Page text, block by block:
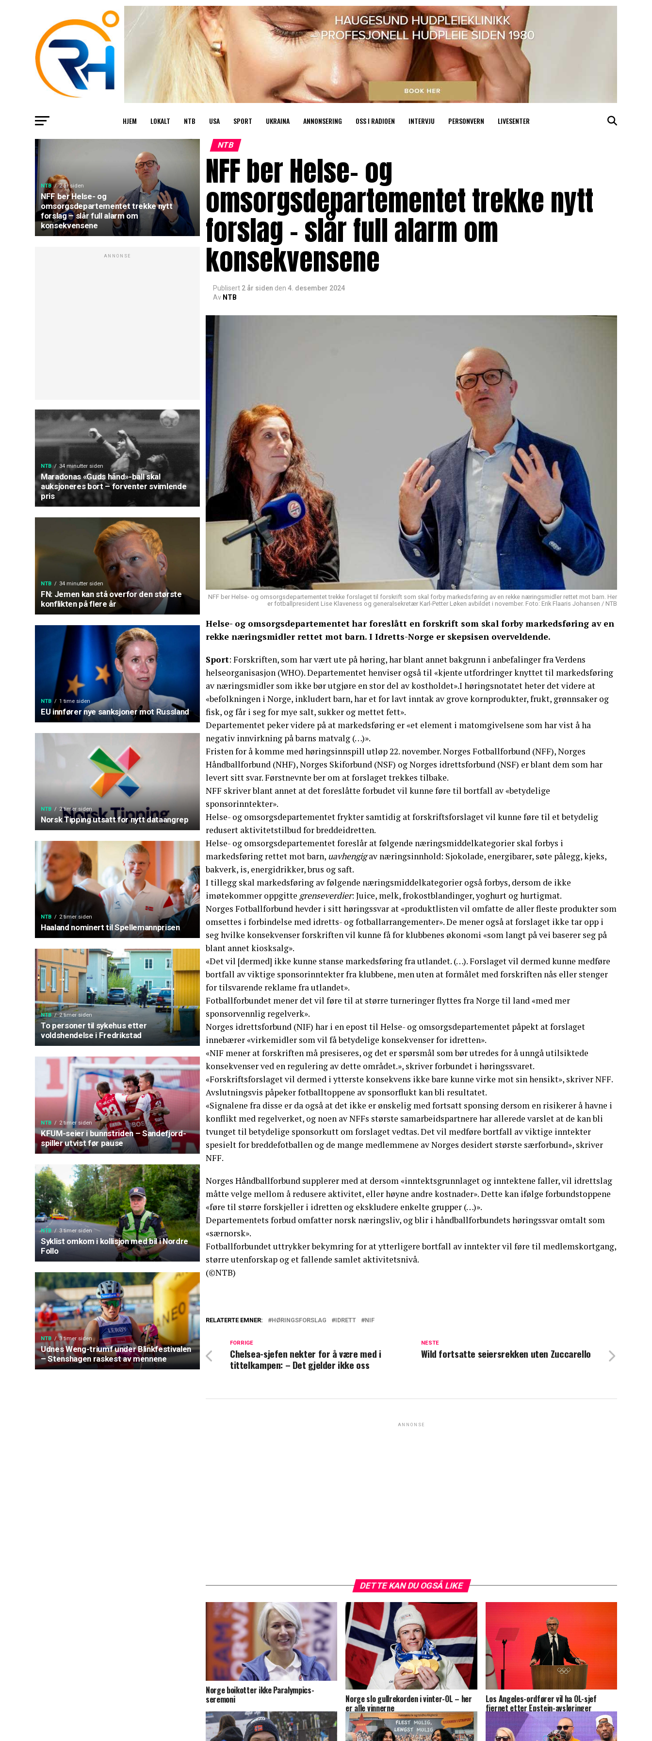
HJEM LOKALT NTB USA SPORT UKRAINA ANNONSERING OSS I RADIOEN INTERVJU PERSONVERN LIVESENTER
NTB 2 år siden
NFF ber Helse- og
omsorgsdepartementet trekke nytt
forslag – slår full alarm om
konsekvensene
ANNONSE
NTB 34 minutter siden
Maradonas «Guds hånd»-ball skal
auksjoneres bort – forventer svimlende
pris
NTB 34 minutter siden
FN: Jemen kan stå overfor den største
konflikten på flere år
NTB 1 time siden
EU innfører nye sanksjoner mot Russland
NTB 2 timer siden
Norsk Tipping utsatt for nytt dataangrep
NTB 2 timer siden
Haaland nominert til Spellemannprisen
NTB 2 timer siden
To personer til sykehus etter
voldshendelse i Fredrikstad
NTB 2 timer siden
KFUM-seier i bunnstriden – Sandefjord-
spiller utvist før pause
NTB 3 timer siden
Syklist omkom i kollisjon med bil i Nordre
Follo
NTB 3 timer siden
Udnes Weng-triumf under Blinkfestivalen
– Stenshagen raskest av mennene
NTB
NFF ber Helse- og
omsorgsdepartementet trekke nytt
forslag – slår full alarm om
konsekvensene
Publisert 2 år siden den 4. desember 2024
Av NTB
NFF ber Helse- og omsorgsdepartementet trekke forslaget til forskrift som skal forby markedsføring av en rekke næringsmidler rettet mot barn. Her
er fotballpresident Lise Klaveness og generalsekretær Karl-Petter Løken avbildet i november. Foto: Erik Flaaris Johansen / NTB
Helse- og omsorgsdepartementet har foreslått en forskrift som skal forby markedsføring av en
rekke næringsmidler rettet mot barn. I Idretts-Norge er skepsisen overveldende.
Sport: Forskriften, som har vært ute på høring, har blant annet bakgrunn i anbefalinger fra Verdens
helseorganisasjon (WHO). Departementet henviser også til «kjente utfordringer knyttet til markedsføring
av næringsmidler som ikke bør utgjøre en stor del av kostholdet».I høringsnotatet heter det videre at
«befolkningen i Norge, inkludert barn, har et for lavt inntak av grove kornprodukter, frukt, grønnsaker og
fisk, og får i seg for mye salt, sukker og mettet fett».
Departementet peker videre på at markedsføring er «et element i matomgivelsene som har vist å ha
negativ innvirkning på barns matvalg (…)».
Fristen for å komme med høringsinnspill utløp 22. november. Norges Fotballforbund (NFF), Norges
Håndballforbund (NHF), Norges Skiforbund (NSF) og Norges idrettsforbund (NSF) er blant dem som har
levert sitt svar. Førstnevnte ber om at forslaget trekkes tilbake.
NFF skriver blant annet at det foreslåtte forbudet vil kunne føre til bortfall av «betydelige
sponsorinntekter».
Helse- og omsorgsdepartementet frykter samtidig at forskriftsforslaget vil kunne føre til et betydelig
redusert aktivitetstilbud for breddeidretten.
Helse- og omsorgsdepartementet foreslår at følgende næringsmiddelkategorier skal forbys i
markedsføring rettet mot barn, uavhengigav næringsinnhold: Sjokolade, energibarer, søte pålegg, kjeks,
bakverk, is, energidrikker, brus og saft.
I tillegg skal markedsføring av følgende næringsmiddelkategorier også forbys, dersom de ikke
imøtekommer oppgitte grenseverdier: Juice, melk, frokostblandinger, yoghurt og hurtigmat.
Norges Fotballforbund hevder i sitt høringssvar at «produktlisten vil omfatte de aller fleste produkter som
omsettes i forbindelse med idretts- og fotballarrangementer». De mener også at forslaget ikke tar opp i
seg hvilke konsekvenser forskriften vil kunne få for klubbenes økonomi «som langt på vei baserer seg på
blant annet kiosksalg».
«Det vil [dermed] ikke kunne stanse markedsføring fra utlandet. (…). Forslaget vil dermed kunne medføre
bortfall av viktige sponsorinntekter fra klubbene, men uten at formålet med forskriften nås eller stenger
for tilsvarende reklame fra utlandet».
Fotballforbundet mener det vil føre til at større turneringer flyttes fra Norge til land «med mer
sponsorvennlig regelverk».
Norges idrettsforbund (NIF) har i en epost til Helse- og omsorgsdepartementet påpekt at forslaget
innebærer «virkemidler som vil få betydelige konsekvenser for idretten».
«NIF mener at forskriften må presiseres, og det er spørsmål som bør utredes for å unngå utilsiktede
konsekvenser ved en regulering av dette området.», skriver forbundet i høringssvaret.
«Forskriftsforslaget vil dermed i ytterste konsekvens ikke bare kunne virke mot sin hensikt», skriver NFF.
Avslutningsvis påpeker fotballtoppene av sponsorflukt kan bli resultatet.
«Signalene fra disse er da også at det ikke er ønskelig med fortsatt sponsing dersom en risikerer å havne i
konflikt med regelverket, og noen av NFFs største samarbeidspartnere har allerede varslet at de kan bli
tvunget til betydelige sponsorkutt om forslaget vedtas. Det vil medføre bortfall av viktige inntekter
spesielt for breddefotballen og de mange medlemmene av Norges desidert største særforbund», skriver
NFF.
Norges Håndballforbund supplerer med at dersom «inntektsgrunnlaget og inntektene faller, vil idrettslag
måtte velge mellom å redusere aktivitet, eller høyne andre kostnader». Dette kan ifølge forbundstoppene
«føre til større forskjeller i idretten og ekskludere enkelte grupper (…)».
Departementets forbud omfatter norsk næringsliv, og blir i håndballforbundets høringssvar omtalt som
«særnorsk».
Fotballforbundet uttrykker bekymring for at ytterligere bortfall av inntekter vil føre til medlemskortgang,
større utenforskap og et fallende samlet aktivitetsnivå.
(©NTB)
RELATERTE EMNER: HØRINGSFORSLAG IDRETT NIF
NESTE
Wild fortsatte seiersrekken uten Zuccarello
FORRIGE
Chelsea-sjefen nekter for å være med i
tittelkampen: – Det gjelder ikke oss
ANNONSE
DETTE KAN DU OGSÅ LIKE
Norge boikotter ikke Paralympics-
seremoni Norge slo gullrekorden i vinter-OL – her
er alle vinnerne
Los Angeles-ordfører vil ha OL-sjef
fjernet etter Epstein-avsløringer